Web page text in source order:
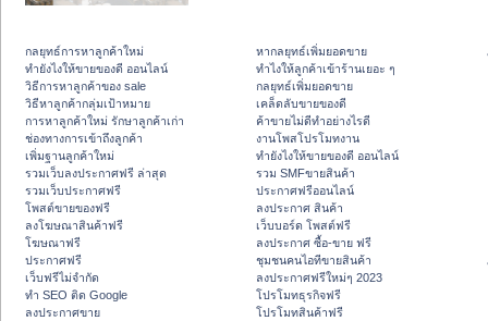
กลยุทธ์การหาลูกค้าใหม่
ทํายังไงให้ขายของดี ออนไลน์
วิธีการหาลูกค้าของ sale
วิธีหาลูกค้ากลุ่มเป้าหมาย
การหาลูกค้าใหม่ รักษาลูกค้าเก่า
ช่องทางการเข้าถึงลูกค้า
เพิ่มฐานลูกค้าใหม่
รวมเว็บลงประกาศฟรี ล่าสุด
รวมเว็บประกาศฟรี
โพสต์ขายของฟรี
ลงโฆษณาสินค้าฟรี
โฆษณาฟรี
ประกาศฟรี
เว็บฟรีไม่จำกัด
ทำ SEO ติด Google
ลงประกาศขาย
หากลยุทธ์เพิ่มยอดขาย
ทําไงให้ลูกค้าเข้าร้านเยอะ ๆ
กลยุทธ์เพิ่มยอดขาย
เคล็ดลับขายของดี
ค้าขายไม่ดีทำอย่างไรดี
งานโพสโปรโมทงาน
ทํายังไงให้ขายของดี ออนไลน์
รวม SMFขายสินค้า
ประกาศฟรีออนไลน์
ลงประกาศ สินค้า
เว็บบอร์ด โพสต์ฟรี
ลงประกาศ ซื้อ-ขาย ฟรี
ชุมชนคนไอทีขายสินค้า
ลงประกาศฟรีใหม่ๆ 2023
โปรโมทธุรกิจฟรี
โปรโมทสินค้าฟรี